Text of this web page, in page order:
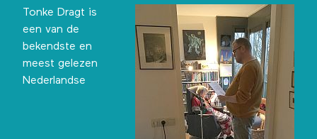
Tonke Dragt is
een van de
bekendste en
meest gelezen
Nederlandse